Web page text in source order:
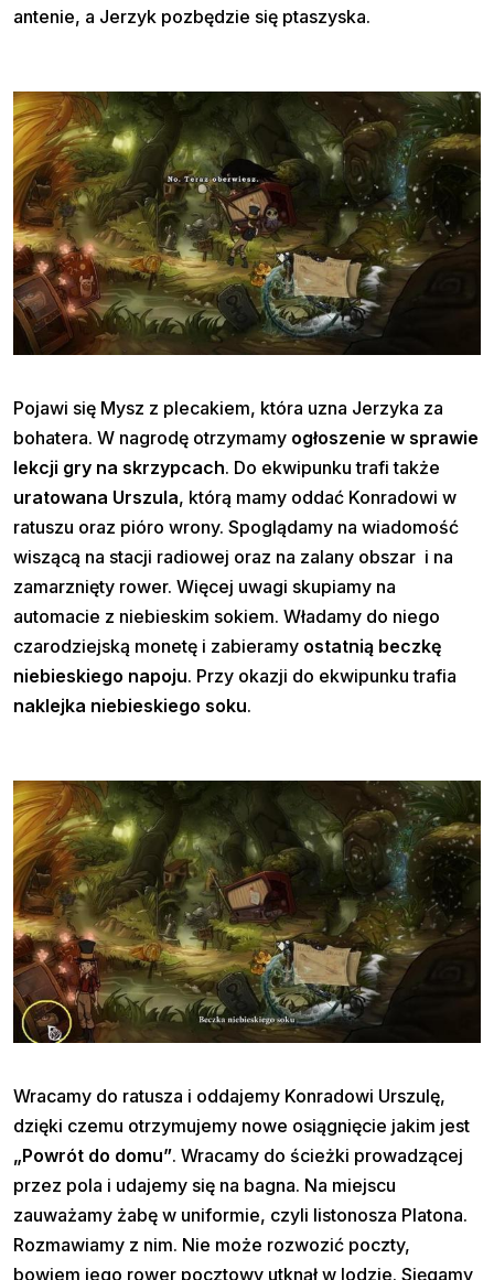
antenie, a Jerzyk pozbędzie się ptaszyska.
Pojawi się Mysz z plecakiem, która uzna Jerzyka za
bohatera. W nagrodę otrzymamy ogłoszenie w sprawie
lekcji gry na skrzypcach. Do ekwipunku trafi także
uratowana Urszula, którą mamy oddać Konradowi w
ratuszu oraz pióro wrony. Spoglądamy na wiadomość
wiszącą na stacji radiowej oraz na zalany obszar i na
zamarznięty rower. Więcej uwagi skupiamy na
automacie z niebieskim sokiem. Władamy do niego
czarodziejską monetę i zabieramy ostatnią beczkę
niebieskiego napoju. Przy okazji do ekwipunku trafia
naklejka niebieskiego soku.
Wracamy do ratusza i oddajemy Konradowi Urszulę,
dzięki czemu otrzymujemy nowe osiągnięcie jakim jest
„Powrót do domu”. Wracamy do ścieżki prowadzącej
przez pola i udajemy się na bagna. Na miejscu
zauważamy żabę w uniformie, czyli listonosza Platona.
Rozmawiamy z nim. Nie może rozwozić poczty,
bowiem jego rower pocztowy utknął w lodzie. Sięgamy